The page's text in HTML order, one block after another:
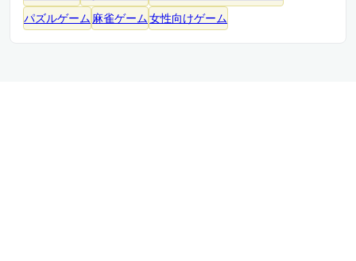
パズルゲーム 麻雀ゲーム女性向けゲーム